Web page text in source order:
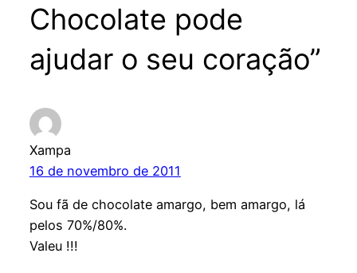
Chocolate pode
ajudar o seu coração”
Xampa
16 de novembro de 2011
Sou fã de chocolate amargo, bem amargo, lá
pelos 70%/80%.
Valeu !!!